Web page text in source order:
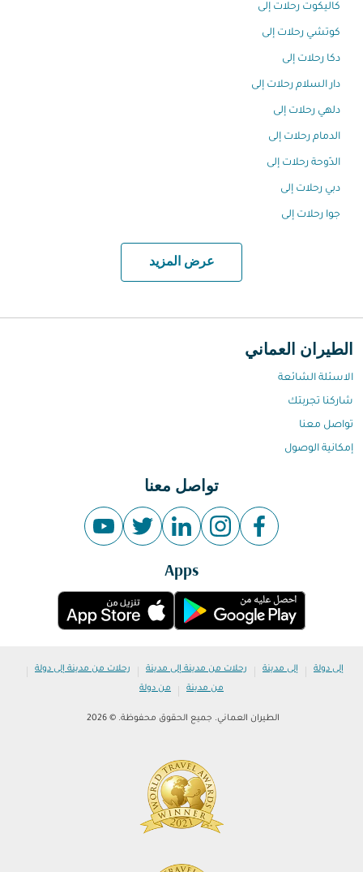
كاليكوت رحلات إلى
كوتشي رحلات إلى
دكا رحلات إلى
دار السلام رحلات إلى
دلهي رحلات إلى
الدمام رحلات إلى
الدّوحة رحلات إلى
دبي رحلات إلى
جوا رحلات إلى
عرض المزيد
الطيران العماني
الاسئلة الشائعة
شاركنا تجربتك
تواصل معنا
إمكانية الوصول
تواصل معنا
Apps
إلى دولة | إلى مدينة | رحلات من مدينة إلى مدينة | رحلات من مدينة إلى دولة |
من مدينة | من دولة
الطيران العماني. جميع الحقوق محفوظة. © 2026